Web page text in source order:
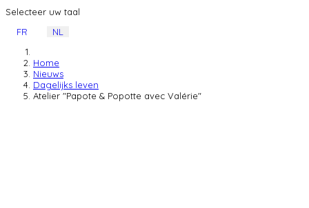
Selecteer uw taal
FR
NL
Home
Nieuws
Dagelijks leven
Atelier "Papote & Popotte avec Valérie"